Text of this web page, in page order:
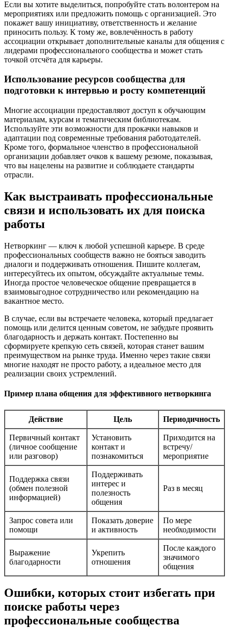
Если вы хотите выделиться, попробуйте стать волонтером на
мероприятиях или предложить помощь с организацией. Это
покажет вашу инициативу, ответственность и желание
приносить пользу. К тому же, вовлечённость в работу
ассоциации открывает дополнительные каналы для общения с
лидерами профессионального сообщества и может стать
точкой отсчёта для карьеры.
Использование ресурсов сообщества для
подготовки к интервью и росту компетенций
Многие ассоциации предоставляют доступ к обучающим
материалам, курсам и тематическим библиотекам.
Используйте эти возможности для прокачки навыков и
адаптации под современные требования работодателей.
Кроме того, формальное членство в профессиональной
организации добавляет очков к вашему резюме, показывая,
что вы нацелены на развитие и соблюдаете стандарты
отрасли.
Как выстраивать профессиональные
связи и использовать их для поиска
работы
Нетворкинг — ключ к любой успешной карьере. В среде
профессиональных сообществ важно не бояться заводить
диалоги и поддерживать отношения. Пишите коллегам,
интересуйтесь их опытом, обсуждайте актуальные темы.
Иногда простое человеческое общение превращается в
взаимовыгодное сотрудничество или рекомендацию на
вакантное место.
В случае, если вы встречаете человека, который предлагает
помощь или делится ценным советом, не забудьте проявить
благодарность и держать контакт. Постепенно вы
сформируете крепкую сеть связей, которая станет вашим
преимуществом на рынке труда. Именно через такие связи
многие находят не просто работу, а идеальное место для
реализации своих устремлений.
Пример плана общения для эффективного нетворкинга
Действие Цель Периодичность
Первичный контакт
(личное сообщение
или разговор)
Установить
контакт и
познакомиться
Приходится на
встречу/
мероприятие
Поддержка связи
(обмен полезной
информацией)
Поддерживать
интерес и
полезность
общения
Раз в месяц
Запрос совета или
помощи
Показать доверие
и активность
По мере
необходимости
Выражение
благодарности
Укрепить
отношения
После каждого
значимого
общения
Ошибки, которых стоит избегать при
поиске работы через
профессиональные сообщества